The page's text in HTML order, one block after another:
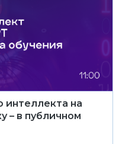
интеллекта на
– в публичном